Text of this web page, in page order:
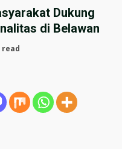
Dukung
di Belawan
read